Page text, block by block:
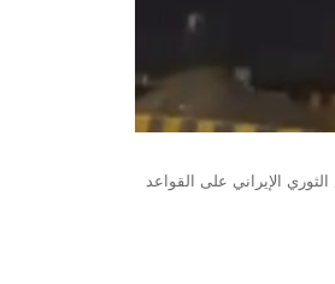
التابعة للحرس الثوري الإيراني على القواعد